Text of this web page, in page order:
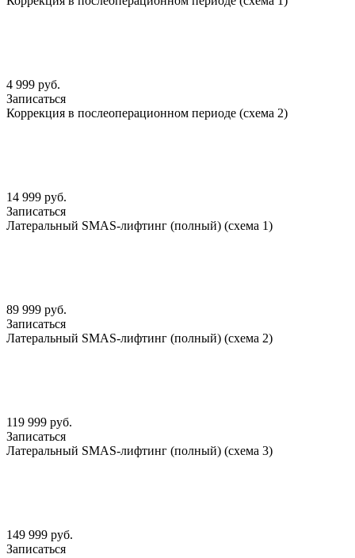
4 999 руб.
Записаться
Коррекция в послеоперационном периоде (схема 2)
14 999 руб.
Записаться
Латеральный SMАS-лифтинг (полный) (схема 1)
89 999 руб.
Записаться
Латеральный SMАS-лифтинг (полный) (схема 2)
119 999 руб.
Записаться
Латеральный SMАS-лифтинг (полный) (схема 3)
149 999 руб.
Записаться